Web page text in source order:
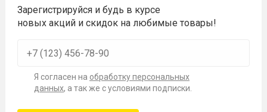
Зарегистрируйся и будь в курсе
новых акций и скидок на любимые товары!
Я согласен на обработку персональных
данных, а так же с условиями подписки.